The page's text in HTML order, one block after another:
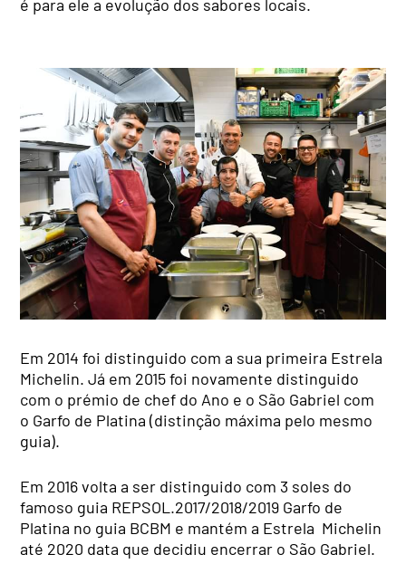
é para ele a evolução dos sabores locais.
Em 2014 foi distinguido com a sua primeira Estrela
Michelin. Já em 2015 foi novamente distinguido
com o prémio de chef do Ano e o São Gabriel com
o Garfo de Platina (distinção máxima pelo mesmo
guia).
Em 2016 volta a ser distinguido com 3 soles do
famoso guia REPSOL.2017/2018/2019 Garfo de
Platina no guia BCBM e mantém a Estrela Michelin
até 2020 data que decidiu encerrar o São Gabriel.